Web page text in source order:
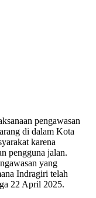
pengawasan
di dalam Kota
karena
pengguna jalan.
yang
Indragiri telah
22 April 2025.